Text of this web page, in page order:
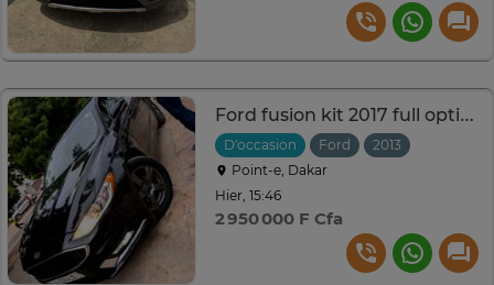
Ford fusion kit 2017 full options
D'occasion Ford 2013
Point-e, Dakar
Hier, 15:46
2 950 000 F Cfa